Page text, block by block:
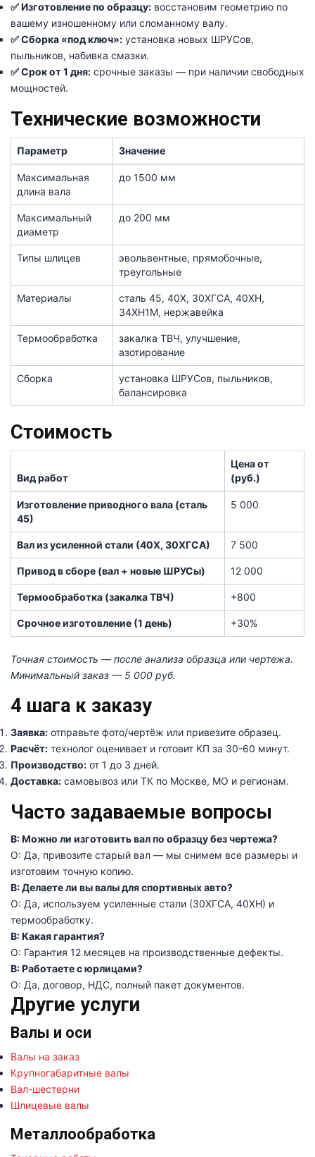
✅ Изготовление по образцу: восстановим геометрию по
вашему изношенному или сломанному валу.
✅ Сборка «под ключ»: установка новых ШРУСов,
пыльников, набивка смазки.
✅ Срок от 1 дня: срочные заказы — при наличии свободных
мощностей.
Технические возможности
Параметр Значение
Максимальная
длина вала
до 1500 мм
Максимальный
диаметр
до 200 мм
Типы шлицев
эвольвентные, прямобочные,
треугольные
Материалы
сталь 45, 40Х, 30ХГСА, 40ХН,
34ХН1М, нержавейка
Термообработка
закалка ТВЧ, улучшение,
азотирование
Сборка
установка ШРУСов, пыльников,
балансировка
Стоимость
Вид работ
Цена от
(руб.)
Изготовление приводного вала (сталь
45)
5 000
Вал из усиленной стали (40Х, 30ХГСА) 7 500
Привод в сборе (вал + новые ШРУСы) 12 000
Термообработка (закалка ТВЧ) +800
Срочное изготовление (1 день) +30%
Точная стоимость — после анализа образца или чертежа.
Минимальный заказ — 5 000 руб.
4 шага к заказу
Заявка: отправьте фото/чертёж или привезите образец.
Расчёт: технолог оценивает и готовит КП за 30-60 минут.
Производство: от 1 до 3 дней.
Доставка: самовывоз или ТК по Москве, МО и регионам.
Часто задаваемые вопросы
В: Можно ли изготовить вал по образцу без чертежа?
О: Да, привозите старый вал — мы снимем все размеры и
изготовим точную копию.
В: Делаете ли вы валы для спортивных авто?
О: Да, используем усиленные стали (30ХГСА, 40ХН) и
термообработку.
В: Какая гарантия?
О: Гарантия 12 месяцев на производственные дефекты.
В: Работаете с юрлицами?
О: Да, договор, НДС, полный пакет документов.
Другие услуги
Валы и оси
Валы на заказ
Крупногабаритные валы
Вал-шестерни
Шлицевые валы
Металлообработка